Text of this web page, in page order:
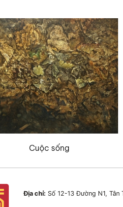
Cuộc sống
Địa chỉ: Số 12-13 Đường N1, Tân